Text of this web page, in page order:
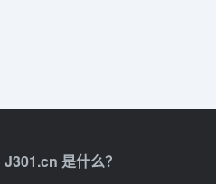
J301.cn 是什么？